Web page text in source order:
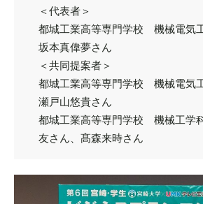
＜代表者＞
都城工業高等専門学校 機械電
坂本真偉夢さん
＜共同提案者＞
都城工業高等専門学校 機械電
瀬戸山悠貴さん
都城工業高等専門学校 機械工
友さん、髙森来時さん